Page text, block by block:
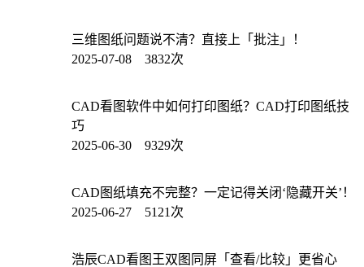
三维图纸问题说不清？直接上「批注」！
2025-07-08 3832次
CAD看图软件中如何打印图纸？CAD打印图纸技
巧
2025-06-30 9329次
CAD图纸填充不完整？一定记得关闭‘隐藏开关’！
2025-06-27 5121次
浩辰CAD看图王双图同屏「查看/比较」更省心